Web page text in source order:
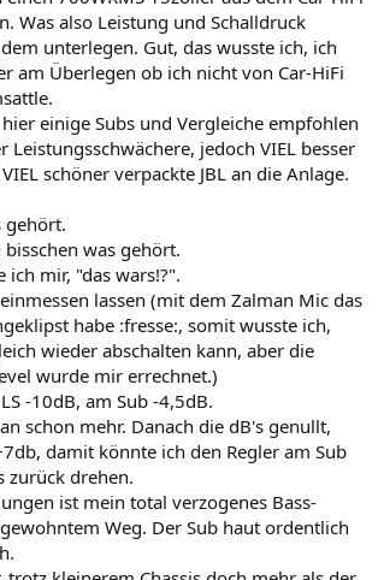
Was also Leistung und Schalldruck
unterlegen. Gut, das wusste ich, ich
am Überlegen ob ich nicht von Car-HiFi
einige Subs und Vergleiche empfohlen
Leistungsschwächere, jedoch VIEL besser
schöner verpackte JBL an die Anlage.
gehört.
was gehört.
ich mir, "das wars!?".
lassen (mit dem Zalman Mic das
habe :fresse:, somit wusste ich,
wieder abschalten kann, aber die
wurde mir errechnet.)
-10dB, am Sub -4,5dB.
schon mehr. Danach die dB's genullt,
damit könnte ich den Regler am Sub
zurück drehen.
ist mein total verzogenes Bass-
Weg. Der Sub haut ordentlich